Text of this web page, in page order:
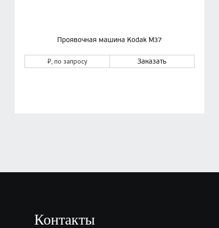
Проявочная машина Kodak M37
₽, по запросу Заказать
Контакты